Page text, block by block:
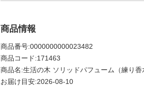
商品情報
商品番号:0000000000023482
商品コード:171463
商品名:生活の木 ソリッドパフューム（練り
お届け目安:2026-08-10